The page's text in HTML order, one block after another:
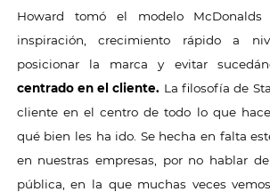
Howard tomó el modelo
inspiración, crecimiento rápido a
posicionar la marca y evitar
centrado en el cliente. La filosofía de
cliente en el centro de todo lo que
qué bien les ha ido. Se hecha en falta
en nuestras empresas, por no hablar
pública, en la que muchas veces